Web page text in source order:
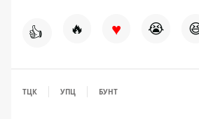
👍 🔥 ♥ 😭
ТЦК УПЦ БУНТ